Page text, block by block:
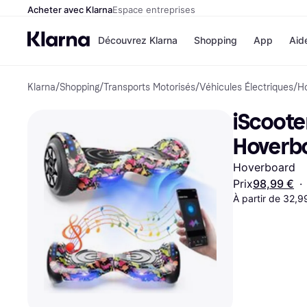
Acheter avec KlarnaEspace entreprises
Découvrez Klarna
Options de
paiement
Payer maintenant
Paiement en 3 fois
Paiement à 30 jours
Klarna sur Apple Pay
Shopping
Magasins
Airbnb
Temu
JD
App
Klarna/Shopping/Transports Motorisés/Véhicules Électriques/
Hoverboard
Prix98,99 € ·
À partir de